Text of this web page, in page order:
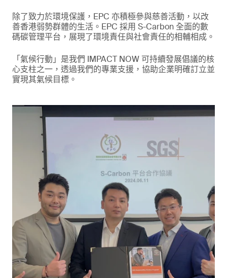
除了致力於環境保護，EPC 亦積極參與慈善活動，以改
善香港弱勢群體的生活。EPC 採用 S-Carbon 全面的數
碼碳管理平台，展現了環境責任與社會責任的相輔相成。
「氣候行動」是我們 IMPACT NOW 可持續發展倡議的核
心支柱之一，透過我們的專業支援，協助企業明確訂立並
實現其氣候目標。